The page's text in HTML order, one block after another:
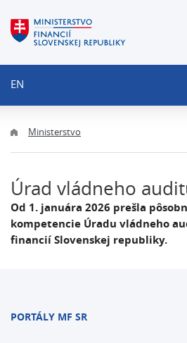
EN
Ministerstvo
Úrad vládneho
Od 1. januára 2026 prešla
kompetencie Úradu vládneho
financií Slovenskej republiky.
PORTÁLY MF SR